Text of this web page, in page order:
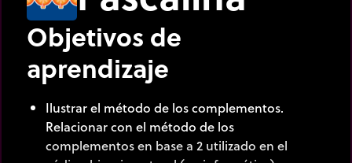
Objetivos de
aprendizaje
Ilustrar el método de los complementos.
Relacionar con el método de los
complementos en base a 2 utilizado en el